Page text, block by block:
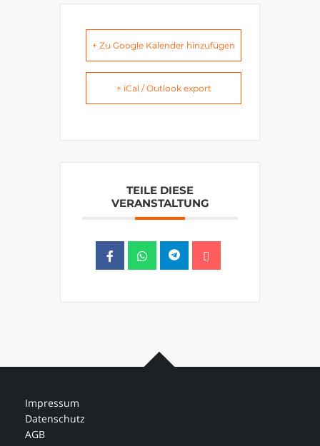
+ Zu Google Kalender hinzufügen
+ iCal / Outlook export
TEILE DIESE
VERANSTALTUNG
Impressum
Datenschutz
AGB